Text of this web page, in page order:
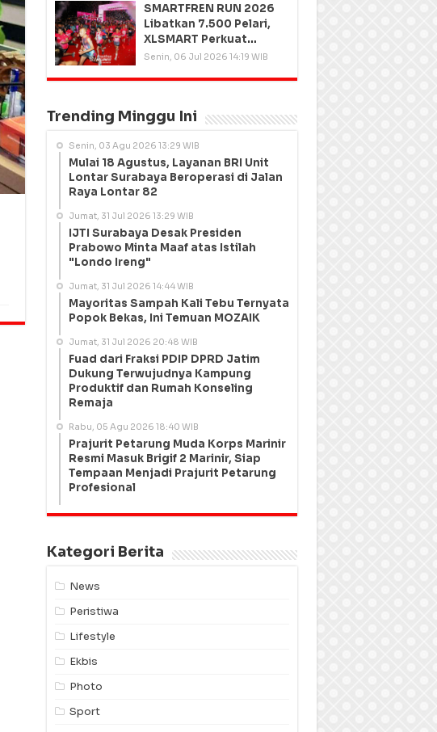
SMARTFREN RUN 2026
Libatkan 7.500 Pelari,
XLSMART Perkuat
Kedekatan dengan
Senin, 06 Jul 2026 14:19 WIB
Trending Minggu Ini
Senin, 03 Agu 2026 13:29 WIB
Mulai 18 Agustus, Layanan BRI Unit
Lontar Surabaya Beroperasi di Jalan
Raya Lontar 82
Jumat, 31 Jul 2026 13:29 WIB
IJTI Surabaya Desak Presiden
Prabowo Minta Maaf atas Istilah
"Londo Ireng"
Jumat, 31 Jul 2026 14:44 WIB
Mayoritas Sampah Kali Tebu Ternyata
Popok Bekas, Ini Temuan MOZAIK
Jumat, 31 Jul 2026 20:48 WIB
Fuad dari Fraksi PDIP DPRD Jatim
Dukung Terwujudnya Kampung
Produktif dan Rumah Konseling
Remaja
Rabu, 05 Agu 2026 18:40 WIB
Prajurit Petarung Muda Korps Marinir
Resmi Masuk Brigif 2 Marinir, Siap
Tempaan Menjadi Prajurit Petarung
Profesional
Kategori Berita
News
Peristiwa
Lifestyle
Ekbis
Photo
Sport